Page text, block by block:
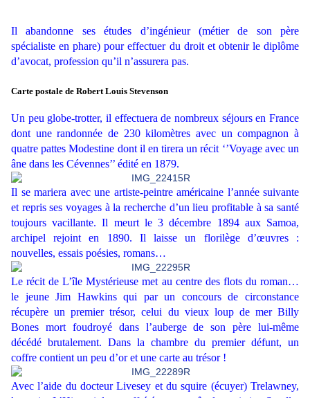
Il abandonne ses études d’ingénieur (métier de son père
spécialiste en phare) pour effectuer du droit et obtenir le diplôme
d’avocat, profession qu’il n’assurera pas.
Carte postale de Robert Louis Stevenson
Un peu globe-trotter, il effectuera de nombreux séjours en France
dont une randonnée de 230 kilomètres avec un compagnon à
quatre pattes Modestine dont il en tirera un récit ‘’Voyage avec un
âne dans les Cévennes’’ édité en 1879.
Il se mariera avec une artiste-peintre américaine l’année suivante
et repris ses voyages à la recherche d’un lieu profitable à sa santé
toujours vacillante. Il meurt le 3 décembre 1894 aux Samoa,
archipel rejoint en 1890. Il laisse un florilège d’œuvres :
nouvelles, essais poésies, romans…
Le récit de L’île Mystérieuse met au centre des flots du roman…
le jeune Jim Hawkins qui par un concours de circonstance
récupère un premier trésor, celui du vieux loup de mer Billy
Bones mort foudroyé dans l’auberge de son père lui-même
décédé brutalement. Dans la chambre du premier défunt, un
coffre contient un peu d’or et une carte au trésor !
Avec l’aide du docteur Livesey et du squire (écuyer) Trelawney,